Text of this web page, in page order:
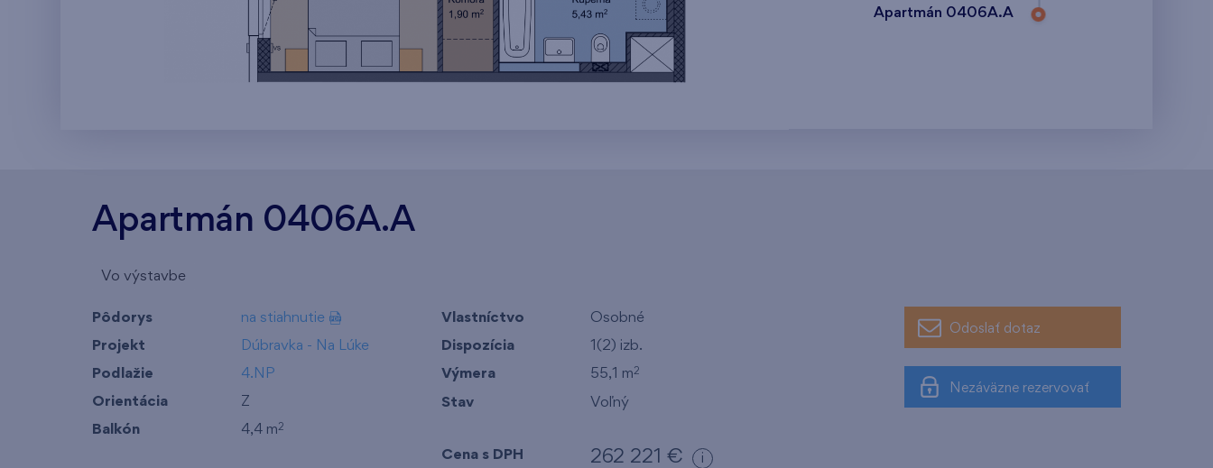
Apartmán 0406A.A
Apartmán 0406A.A
Vo výstavbe
Pôdorys na stiahnutie
Projekt Dúbravka - Na Lúke
Podlažie 4.NP
Orientácia Z
Balkón 4,4 m2
Vlastníctvo Osobné
Dispozícia 1(2) izb.
Výmera 55,1 m2
Stav Voľný
Cena s DPH 262 221 € i
Odoslať dotaz
Nezáväzne rezervovať